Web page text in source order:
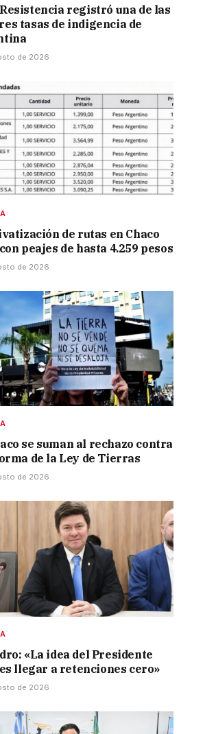
registró una de las
tasas de indigencia de
de 2026
de rutas en Chaco
peajes de hasta 4.259 pesos
de 2026
se suman al rechazo contra
de la Ley de Tierras
de 2026
«La idea del Presidente
llegar a retenciones cero»
de 2026